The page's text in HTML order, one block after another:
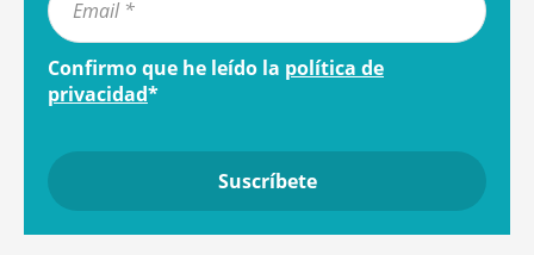
Confirmo que he leído la política de
privacidad*